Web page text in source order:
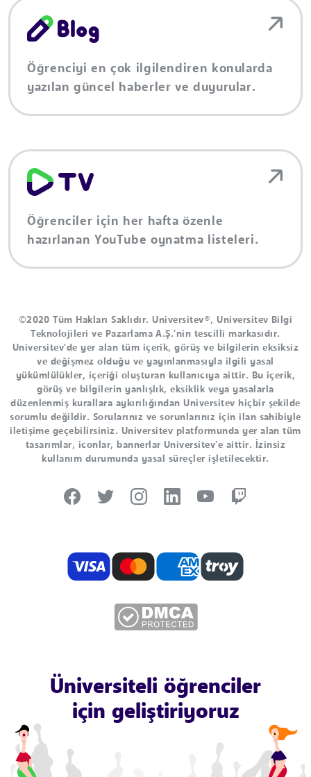
Öğrenciyi en çok ilgilendiren konularda
yazılan güncel haberler ve duyurular.
Öğrenciler için her hafta özenle
hazırlanan YouTube oynatma listeleri.
©2020 Tüm Hakları Saklıdır. Universitev®, Universitev Bilgi
Teknolojileri ve Pazarlama A.Ş.'nin tescilli markasıdır.
Universitev'de yer alan tüm içerik, görüş ve bilgilerin eksiksiz
ve değişmez olduğu ve yayınlanmasıyla ilgili yasal
yükümlülükler, içeriği oluşturan kullanıcıya aittir. Bu içerik,
görüş ve bilgilerin yanlışlık, eksiklik veya yasalarla
düzenlenmiş kurallara aykırılığından Universitev hiçbir şekilde
sorumlu değildir. Sorularınız ve sorunlarınız için ilan sahibiyle
iletişime geçebilirsiniz. Universitev platformunda yer alan tüm
tasarımlar, iconlar, bannerlar Universitev'e aittir. İzinsiz
kullanım durumunda yasal süreçler işletilecektir.
Üniversiteli öğrenciler
için geliştiriyoruz